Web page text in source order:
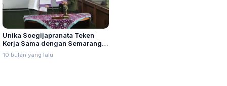
Unika Soegijapranata Teken
Kerja Sama dengan Semarang
Zoo, HTM Mahasiswa Rp10 Ribu
10 bulan yang lalu